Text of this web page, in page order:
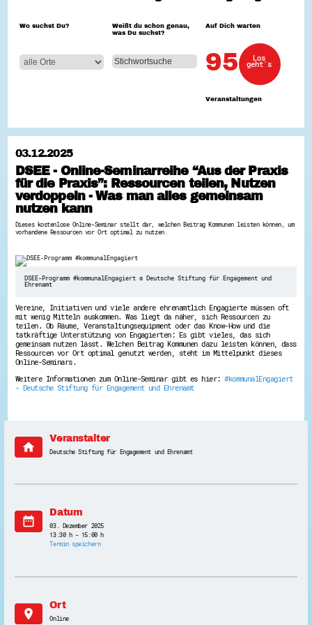
Zeig uns dein Ehrenamt
Wettbewerb | Trikotwettbewerb
Wettbewerb | 80 Jahre Hessen - Engagement
Ausgezeichnete Projekte
Engagement-Lotsen
Crowdfunding - Viele schaffen mehr
Förderprogramme
Hessen engagiert - Digitale Themenabende
Kompetenznachweis Hessen
Service-Learning
Di@-Lotsen in Hessen
Energiepreiskrise und Ehrenamt
Flüchtlingshilfe + Integration
Generationsübergreifend aktiv
Patenschaftsprojekte
Stiftungen
Vereine, Spenden, Steuern - Gut zu Wissen
Service
Kontakt
Wo suchst Du?
Weißt du schon genau,
was Du suchst?
Auf Dich warten
95
Veranstaltungen
Los
geht´s
03.12.2025
DSEE - Online-Seminarreihe “Aus der Praxis
für die Praxis”: Ressourcen teilen, Nutzen
verdoppeln - Was man alles gemeinsam
nutzen kann
Dieses kostenlose Online-Seminar stellt dar, welchen Beitrag Kommunen leisten können, um
vorhandene Ressourcen vor Ort optimal zu nutzen.
DSEE-Programm #kommunalEngagiert © Deutsche Stiftung für Engagement und
Ehrenamt
Vereine, Initiativen und viele andere ehrenamtlich Engagierte müssen oft
mit wenig Mitteln auskommen. Was liegt da näher, sich Ressourcen zu
teilen. Ob Räume, Veranstaltungsequipment oder das Know-How und die
tatkräftige Unterstützung von Engagierten: Es gibt vieles, das sich
gemeinsam nutzen lässt. Welchen Beitrag Kommunen dazu leisten können, dass
Ressourcen vor Ort optimal genutzt werden, steht im Mittelpunkt dieses
Online-Seminars.
Weitere Informationen zum Online-Seminar gibt es hier:#kommunalEngagiert
- Deutsche Stiftung für Engagement und Ehrenamt
home
Veranstalter
Deutsche Stiftung für Engagement und Ehrenamt
date_range
Datum
03. Dezember 2025
13:30 h - 15:00 h
Termin speichern
location_on
Ort
Online